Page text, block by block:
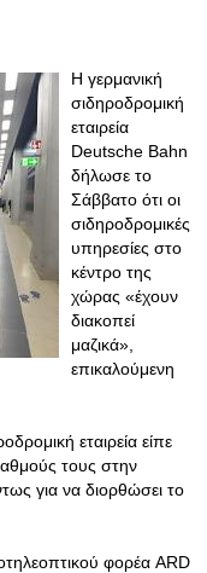
Η γερμανική
σιδηροδρομική
εταιρεία
Deutsche Bahn
δήλωσε το
Σάββατο ότι οι
σιδηροδρομικές
υπηρεσίες στο
κέντρο της
χώρας «έχουν
διακοπεί
μαζικά»,
επικαλούμενη
εταιρεία είπε
τους στην
για να διορθώσει το
φορέα ARD